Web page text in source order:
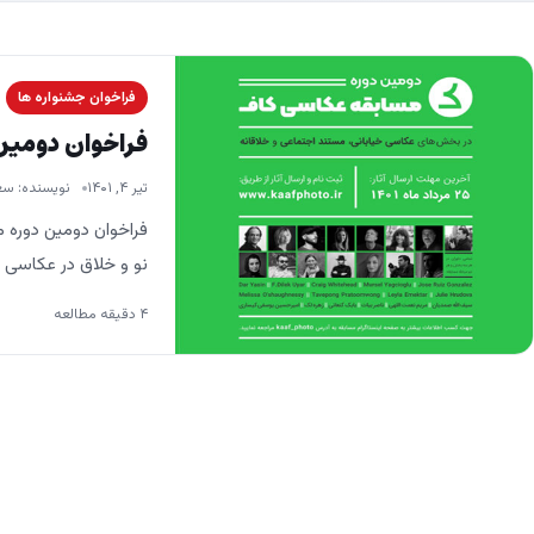
فراخوان جشنواره ها
فراخوان
تیر ۴, ۱۴۰۱ نویسنده:
فراخوان دومین
نو و خلاق در
۴ دقیقه مطالعه